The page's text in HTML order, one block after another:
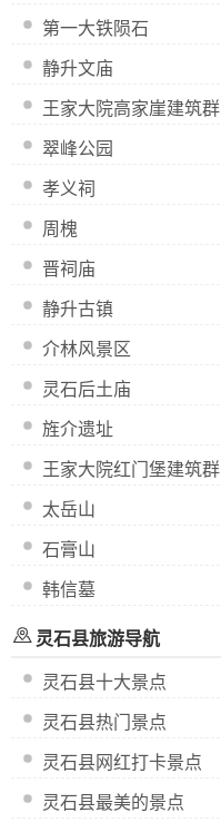
第一大铁陨石
静升文庙
王家大院高家崖建筑群
翠峰公园
孝义祠
周槐
晋祠庙
静升古镇
介林风景区
灵石后土庙
旌介遗址
王家大院红门堡建筑群
太岳山
石膏山
韩信墓
灵石县旅游导航
灵石县十大景点
灵石县热门景点
灵石县网红打卡景点
灵石县最美的景点